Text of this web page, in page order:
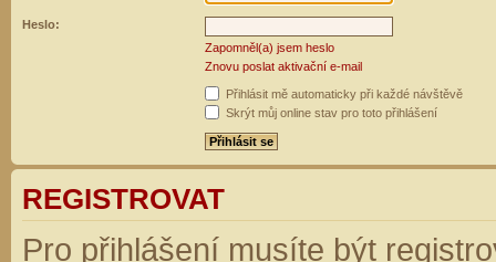
Heslo:
Zapomněl(a) jsem heslo
Znovu poslat aktivační e-mail
Přihlásit mě automaticky při každé návštěvě
Skrýt můj online stav pro toto přihlášení
REGISTROVAT
Pro přihlášení musíte být